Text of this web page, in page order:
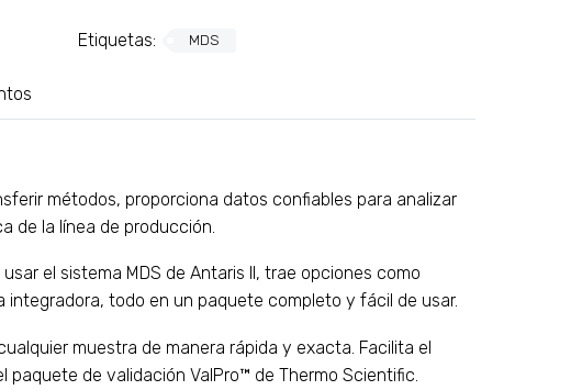
Etiquetas: MDS
métodos, proporciona datos confiables para analizar
de la línea de producción.
el sistema MDS de Antaris II, trae opciones como
todo en un paquete completo y fácil de usar.
muestra de manera rápida y exacta. Facilita el
paquete de validación ValPro™ de Thermo Scientific.